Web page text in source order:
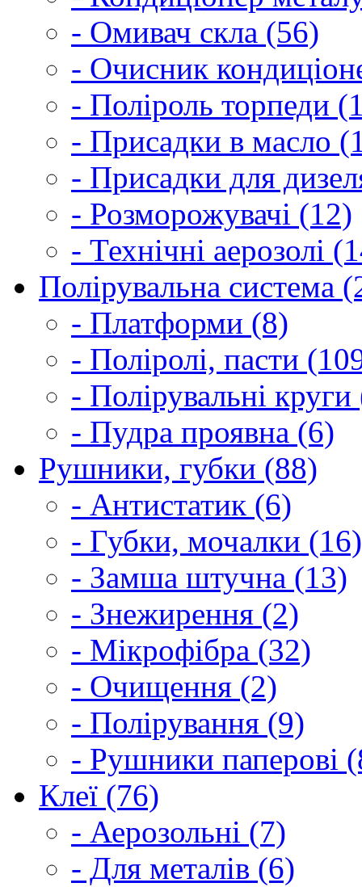
- Омивач скла (56)
- Очисник
- Поліроль торпеди
- Присадки в масло
- Присадки для
- Розморожувачі (12)
- Технічні аерозолі
Полірувальна система
- Платформи (8)
- Поліролі, пасти
- Полірувальні
- Пудра проявна (6)
Рушники, губки (88)
- Антистатик (6)
- Губки, мочалки (16)
- Замша штучна (13)
- Знежирення (2)
- Мікрофібра (32)
- Очищення (2)
- Полірування (9)
- Рушники паперові
Клеї (76)
- Аерозольні (7)
- Для металів (6)